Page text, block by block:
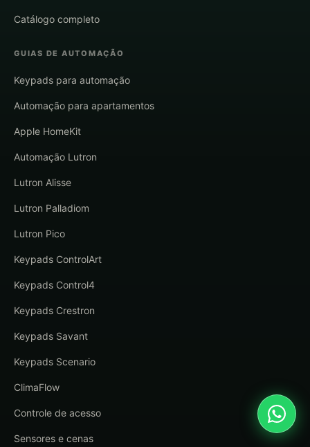
Catálogo completo
GUIAS DE AUTOMAÇÃO
Keypads para automação
Automação para apartamentos
Apple HomeKit
Automação Lutron
Lutron Alisse
Lutron Palladiom
Lutron Pico
Keypads ControlArt
Keypads Control4
Keypads Crestron
Keypads Savant
Keypads Scenario
ClimaFlow
Controle de acesso
Sensores e cenas